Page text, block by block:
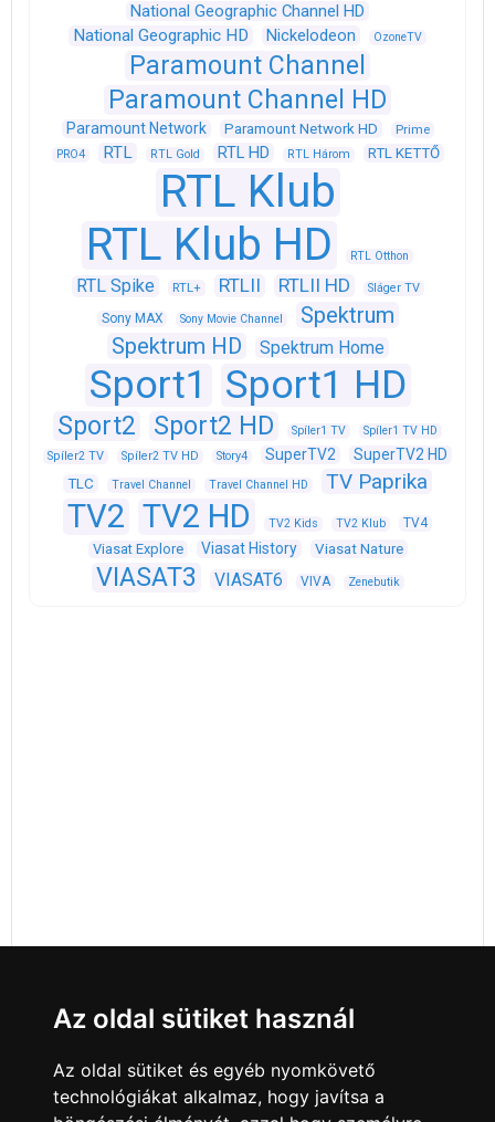
National Geographic Channel HD
National Geographic HD
Nickelodeon OzoneTV
Paramount Channel
Paramount Channel HD
Paramount Network Paramount Network HD Prime
PRO4 RTL RTL Gold RTL HD RTL Három RTL KETTŐ
RTL Klub
RTL Klub HD
RTL Otthon
RTL Spike RTL+ RTLII RTLII HD Sláger TV
Sony MAX Sony Movie Channel
Spektrum
Spektrum HD
Spektrum Home
Sport1 Sport1 HD
Sport2 Sport2 HD Spíler1 TV
Spíler1 TV HD
Spíler2 TV
Spíler2 TV HD Story4 SuperTV2 SuperTV2 HD
TLC Travel Channel Travel Channel HD TV Paprika
TV2 TV2 HD TV2 Kids TV2 Klub TV4
Viasat Explore Viasat History Viasat Nature
VIASAT3 VIASAT6 VIVA Zenebutik
Az oldal sütiket használ
Az oldal sütiket és egyéb nyomkövető
technológiákat alkalmaz, hogy javítsa a